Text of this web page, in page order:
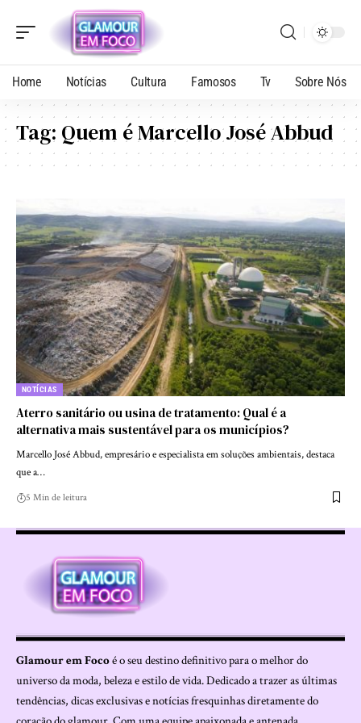
Home Notícias Cultura Famosos Tv Sobre Nós
Tag: Quem é Marcello José Abbud
NOTÍCIAS
Aterro sanitário ou usina de tratamento: Qual é a
alternativa mais sustentável para os municípios?
Marcello José Abbud, empresário e especialista em soluções ambientais, destaca
que a…
5 Min de leitura
Glamour em Focoé o seu destino definitivo para o melhor do
universo da moda, beleza e estilo de vida. Dedicado a trazer as últimas
tendências, dicas exclusivas e notícias fresquinhas diretamente do